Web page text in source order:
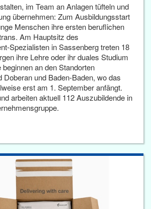
im Team an Anlagen tüfteln und
übernehmen: Zum Ausbildungsstart
Menschen ihre ersten beruflichen
Am Hauptsitz des
Spezialisten in Sassenberg treten 18
ihre Lehre oder ihr duales Studium
beginnen an den Standorten
Doberan und Baden-Baden, wo das
erst am 1. September anfängt.
arbeiten aktuell 112 Auszubildende in